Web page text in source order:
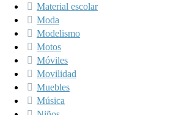
Material escolar
Moda
Modelismo
Motos
Móviles
Movilidad
Muebles
Música